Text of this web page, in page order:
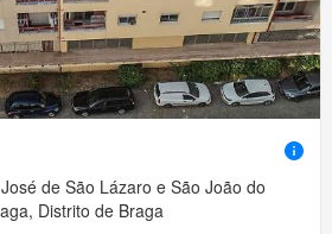
de São Lázaro e São João do
Distrito de Braga